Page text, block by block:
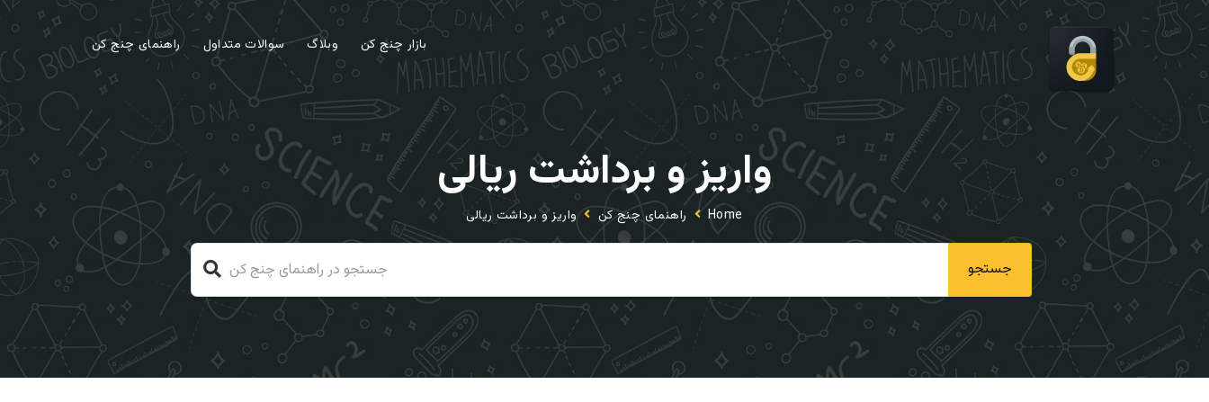
راهنمای چنج کن سوالات متداول وبلاگ بازار چنج کن
واریز و برداشت ریالی
Home راهنمای چنج کن واریز و برداشت ریالی